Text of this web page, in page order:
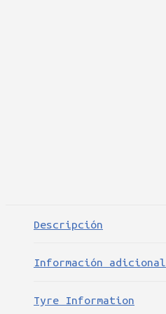
Descripción
Información adicional
Tyre Information